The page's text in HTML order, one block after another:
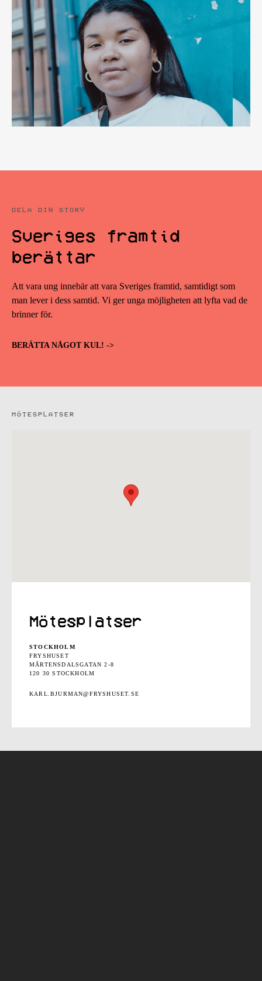
DELA DIN STORY
Sveriges framtid
berättar
Att vara ung innebär att vara Sveriges framtid, samtidigt som
man lever i dess samtid. Vi ger unga möjligheten att lyfta vad de
brinner för.
BERÄTTA NÅGOT KUL! ->
MÖTESPLATSER
Mötesplatser
STOCKHOLM
FRYSHUSET
MÅRTENSDALSGATAN 2-8
120 30 STOCKHOLM
KARL.BJURMAN@FRYSHUSET.SE